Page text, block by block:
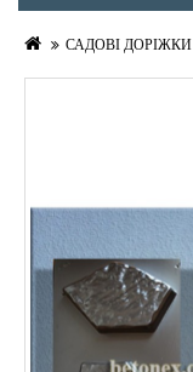
САДОВІ ДОРІЖКИ